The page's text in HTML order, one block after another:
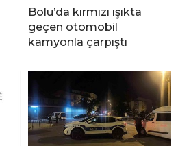
Bolu’da kırmızı ışıkta
geçen otomobil
kamyonla çarpıştı